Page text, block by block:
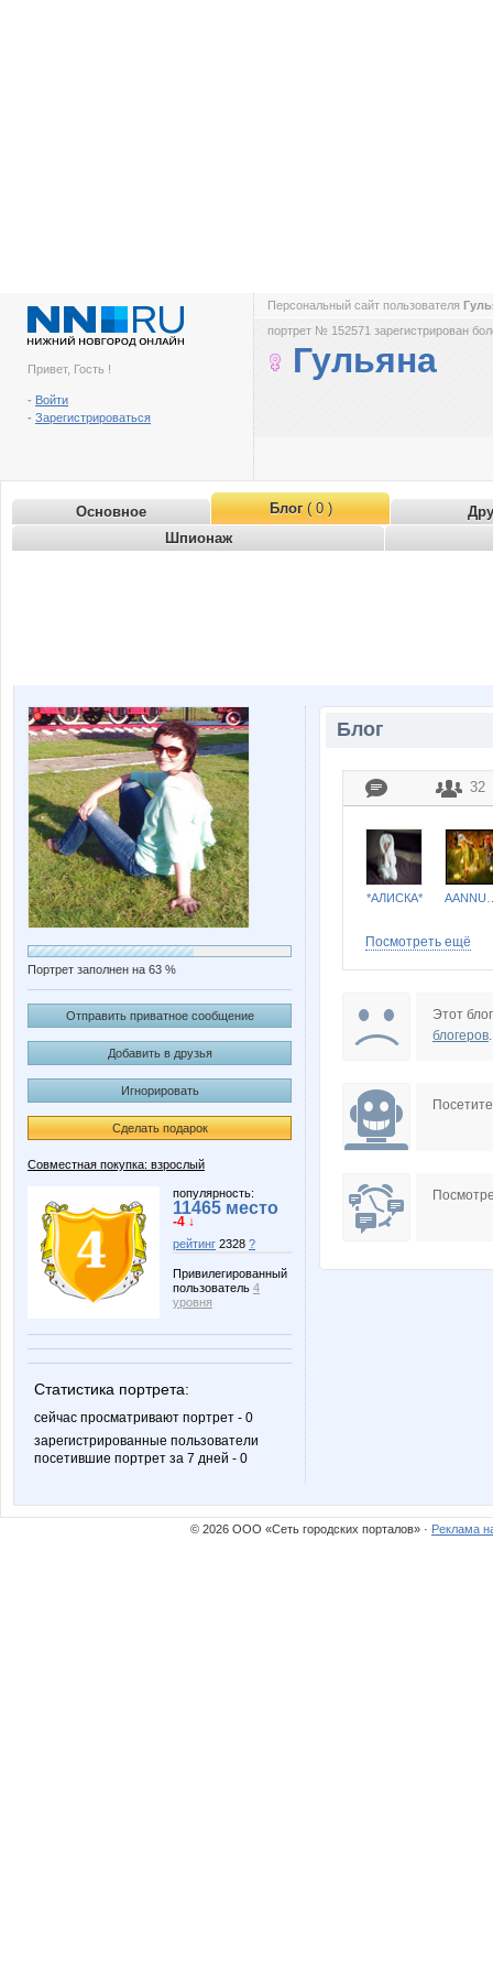
Привет, Гость !
- Войти
- Зарегистрироваться
Персональный сайт пользователя
портрет № 152571 зарегистрирован
Гульяна
Основное Блог( 0 )
Шпионаж
Портрет заполнен на 63 %
Отправить приватное сообщение
Добавить в друзья
Игнорировать
Сделать подарок
Совместная покупка: взрослый
популярность:
11465 место
-4 ↓
рейтинг 2328 ?
Привилегированный
пользователь 4
уровня
Статистика портрета:
сейчас просматривают портрет - 0
зарегистрированные пользователи
посетившие портрет за 7 дней - 0
Блог
32
*АЛИСКА*
Nata.li
VerukSa
Посмотреть ещё
Этот
блогеров.
© 2026 ООО «Сеть городских порталов» · Реклама